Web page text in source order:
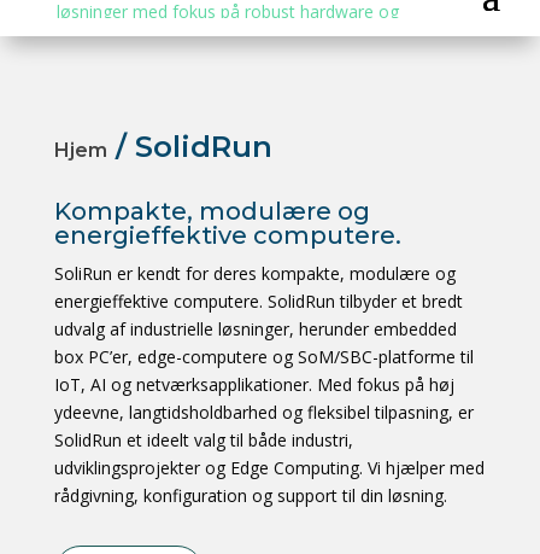
Hjem / SolidRun
Kompakte, modulære og
energieffektive computere.
SoliRun er kendt for deres kompakte, modulære og
energieffektive computere. SolidRun tilbyder et bredt
udvalg af industrielle løsninger, herunder embedded
box PC’er, edge-computere og SoM/SBC-platforme til
IoT, AI og netværksapplikationer. Med fokus på høj
ydeevne, langtidsholdbarhed og fleksibel tilpasning, er
SolidRun et ideelt valg til både industri,
udviklingsprojekter og Edge Computing. Vi hjælper med
rådgivning, konfiguration og support til din løsning.